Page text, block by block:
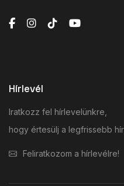
Hírlevél
Iratkozz fel hírlevelünkre,
hogy értesülj a legfrissebb
Feliratkozom a hírlevélre!